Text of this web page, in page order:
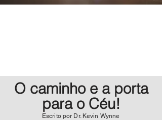
O caminho e a porta
para o Céu!
Escrito por Dr. Kevin Wynne